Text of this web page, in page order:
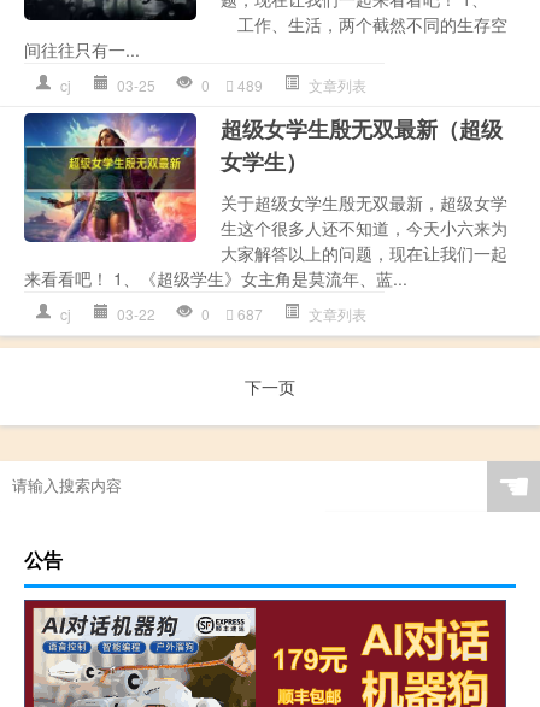
工作、生活，两个截然不同的生存空
间往往只有一...
cj 03-25 0 489 文章列表
超级女学生殷无双最新（超级
女学生）
关于超级女学生殷无双最新，超级女学
生这个很多人还不知道，今天小六来为
大家解答以上的问题，现在让我们一起
来看看吧！ 1、《超级学生》女主角是莫流年、蓝...
cj 03-22 0 687 文章列表
下一页
☚
公告